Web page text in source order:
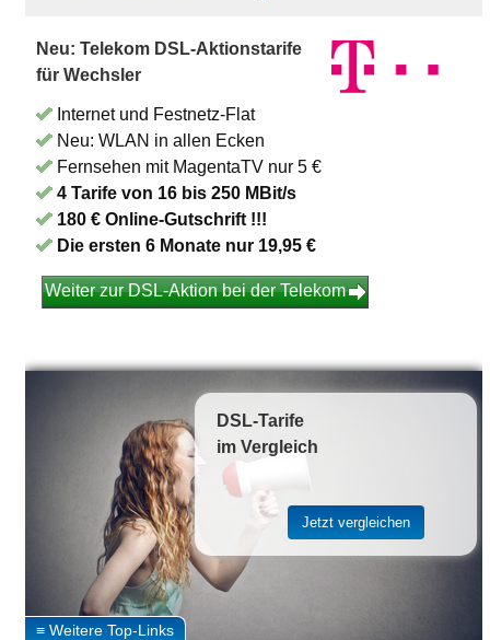
Neu: Telekom DSL-Aktionstarife
für Wechsler
Internet und Festnetz-Flat
Neu: WLAN in allen Ecken
Fernsehen mit MagentaTV nur 5 €
4 Tarife von 16 bis 250 MBit/s
180 € Online-Gutschrift !!!
Die ersten 6 Monate nur 19,95 €
Weiter zur DSL-Aktion bei der Telekom
DSL-Tarife
im Vergleich